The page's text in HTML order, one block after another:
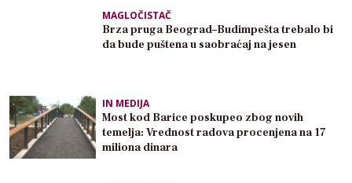
MAGLOČISTAČ
Brza pruga Beograd–Budimpešta trebalo bi
da bude puštena u saobraćaj na jesen
IN MEDIJA
Most kod Barice poskupeo zbog novih
temelja: Vrednost radova procenjena na 17
miliona dinara